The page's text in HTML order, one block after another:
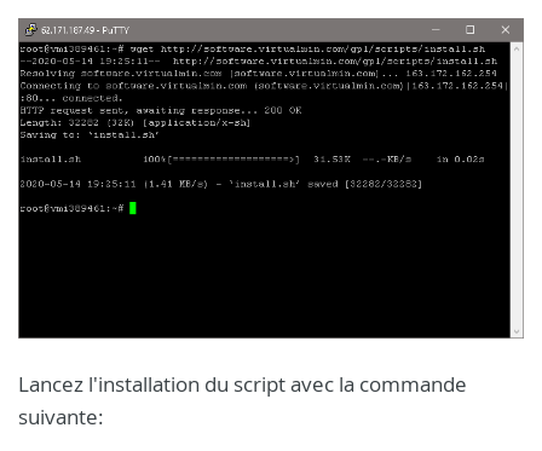
Lancez l'installation du script avec la commande
suivante: